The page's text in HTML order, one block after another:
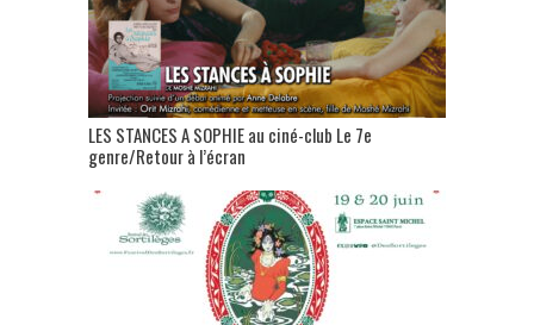
LES STANCES A SOPHIE au ciné-club Le 7e
genre/Retour à l’écran